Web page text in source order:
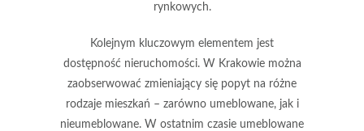
rynkowych.
Kolejnym kluczowym elementem jest
dostępność nieruchomości. W Krakowie można
zaobserwować zmieniający się popyt na różne
rodzaje mieszkań – zarówno umeblowane, jak i
nieumeblowane. W ostatnim czasie umeblowane